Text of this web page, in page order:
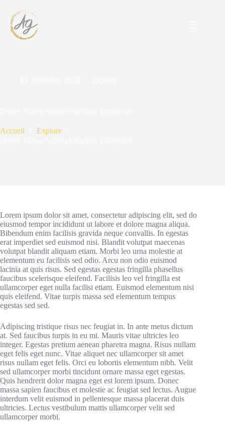
contenu
Accueil
Explore
Lorem ipsum dolor sit amet, consectetur adipiscing elit, sed do
eiusmod tempor incididunt ut labore et dolore magna aliqua.
Bibendum enim facilisis gravida neque convallis. In egestas
erat imperdiet sed euismod nisi. Blandit volutpat maecenas
volutpat blandit aliquam etiam. Morbi leo urna molestie at
elementum eu facilisis sed odio. Arcu non odio euismod
lacinia at quis risus. Sed egestas egestas fringilla phasellus
faucibus scelerisque eleifend. Facilisis leo vel fringilla est
ullamcorper eget nulla facilisi etiam. Euismod elementum nisi
quis eleifend. Vitae turpis massa sed elementum tempus
egestas sed sed.
Adipiscing tristique risus nec feugiat in. In ante metus dictum
at. Sed faucibus turpis in eu mi. Mauris vitae ultricies leo
integer. Egestas pretium aenean pharetra magna. Risus nullam
eget felis eget nunc. Vitae aliquet nec ullamcorper sit amet
risus nullam eget felis. Orci eu lobortis elementum nibh. Velit
sed ullamcorper morbi tincidunt ornare massa eget egestas.
Quis hendrerit dolor magna eget est lorem ipsum. Donec
massa sapien faucibus et molestie ac feugiat sed lectus. Augue
interdum velit euismod in pellentesque massa placerat duis
ultricies. Lectus vestibulum mattis ullamcorper velit sed
ullamcorper morbi.